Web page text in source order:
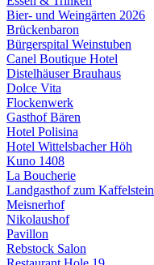
Bier- und Weingärten 2026
Brückenbaron
Bürgerspital Weinstuben
Canel Boutique Hotel
Distelhäuser Brauhaus
Dolce Vita
Flockenwerk
Gasthof Bären
Hotel Polisina
Hotel Wittelsbacher Höh
Kuno 1408
La Boucherie
Landgasthof zum Kaffelstein
Meisnerhof
Nikolaushof
Pavillon
Rebstock Salon